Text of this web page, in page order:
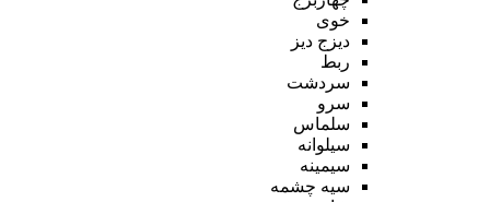
خوی
دیزج دیز
ربط
سردشت
سرو
سلماس
سیلوانه
سیمینه
سیه چشمه